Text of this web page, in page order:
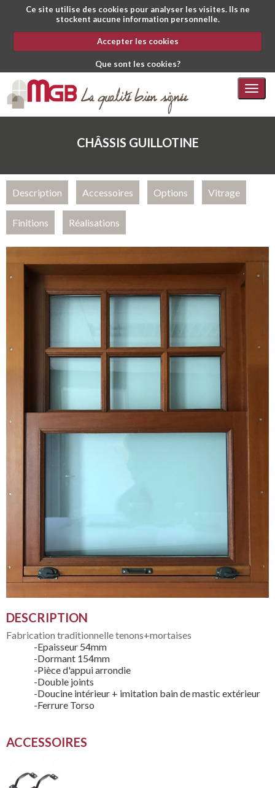
Ce site utilise des cookies pour analyser les visites. Ils ne
stockent aucune information personnelle.
Accepter les cookies
Que sont les cookies?
CHÂSSIS GUILLOTINE
Description Accessoires Options Vitrage
Finitions Réalisations
DESCRIPTION
Fabrication traditionnelle tenons+mortaises
-Epaisseur 54mm
-Dormant 154mm
-Pièce d'appui arrondie
-Double joints
-Doucine intérieur + imitation bain de mastic extérieur
-Ferrure Torso
ACCESSOIRES